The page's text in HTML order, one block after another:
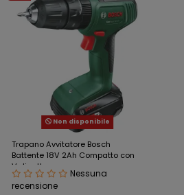
Non disponibile
Trapano Avvitatore Bosch
Battente 18V 2Ah Compatto con
Valigetta
Nessuna
recensione